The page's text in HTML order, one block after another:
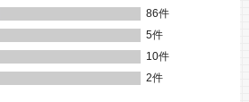
86件
5件
10件
2件